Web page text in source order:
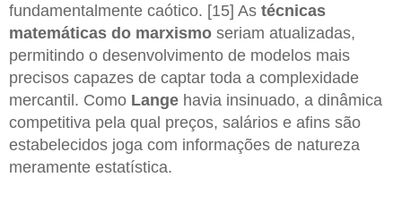
fundamentalmente caótico. [15] As técnicas
matemáticas do marxismo seriam atualizadas,
permitindo o desenvolvimento de modelos mais
precisos capazes de captar toda a complexidade
mercantil. Como Lange havia insinuado, a dinâmica
competitiva pela qual preços, salários e afins são
estabelecidos joga com informações de natureza
meramente estatística.